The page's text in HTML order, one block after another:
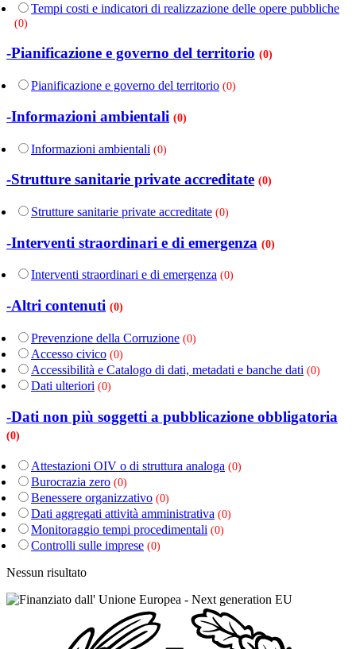
Tempi costi e indicatori di realizzazione delle opere pubbliche
(0)
-Pianificazione e governo del territorio (0)
Pianificazione e governo del territorio (0)
-Informazioni ambientali (0)
Informazioni ambientali (0)
-Strutture sanitarie private accreditate (0)
Strutture sanitarie private accreditate (0)
-Interventi straordinari e di emergenza (0)
Interventi straordinari e di emergenza (0)
-Altri contenuti (0)
Prevenzione della Corruzione (0)
Accesso civico (0)
Accessibilità e Catalogo di dati, metadati e banche dati (0)
Dati ulteriori (0)
-Dati non più soggetti a pubblicazione obbligatoria
(0)
Attestazioni OIV o di struttura analoga (0)
Burocrazia zero (0)
Benessere organizzativo (0)
Dati aggregati attività amministrativa (0)
Monitoraggio tempi procedimentali (0)
Controlli sulle imprese (0)
Nessun risultato